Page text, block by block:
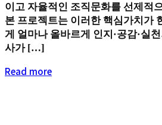
이고 자율적인 조직문화를 선제적
본 프로젝트는 이러한 핵심가치가
게 얼마나 올바르게 인지·공감·실
사가 […]
Read more